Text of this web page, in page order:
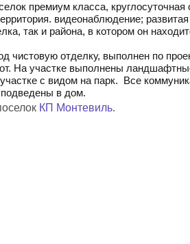
премиум класса, круглосуточная
видеонаблюдение;
так и района, в котором он
чистовую отделку, выполнен по
На участке выполнены
с видом на парк. Все
в дом.
КП Монтевиль.